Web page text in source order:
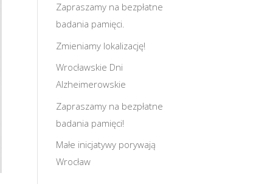
Zapraszamy na bezpłatne
badania pamięci.
Zmieniamy lokalizację!
Wrocławskie Dni
Alzheimerowskie
Zapraszamy na bezpłatne
badania pamięci!
Małe inicjatywy porywają
Wrocław